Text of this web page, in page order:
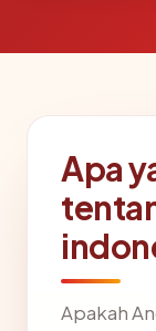
Apa
Apakah